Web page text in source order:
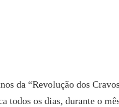
da “Revolução dos
todos os dias, durante o